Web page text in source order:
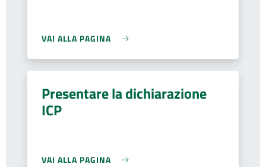
VAI ALLA PAGINA
Presentare la dichiarazione
ICP
VAI ALLA PAGINA